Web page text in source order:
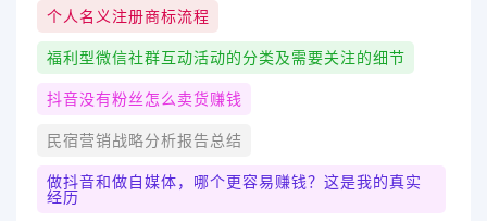
个人名义注册商标流程
福利型微信社群互动活动的分类及需要关注的细节
抖音没有粉丝怎么卖货赚钱
民宿营销战略分析报告总结
做抖音和做自媒体，哪个更容易赚钱？这是我的真实
经历